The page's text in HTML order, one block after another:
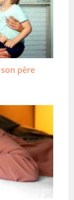
père